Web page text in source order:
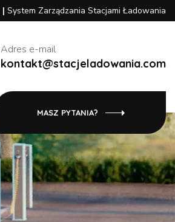
| System Zarządzania Stacjami Ładowania
Adres e-mail
kontakt@stacjeladowania.com
MASZ PYTANIA?